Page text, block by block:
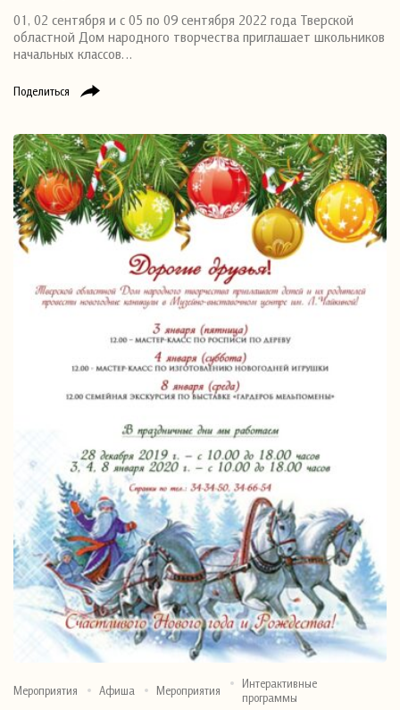
Поделиться
01, 02 сентября и с 05 по 09 сентября 2022 года Тверской
областной Дом народного творчества приглашает школьников
начальных классов…
Мероприятия Афиша Мероприятия
Интерактивные
программы